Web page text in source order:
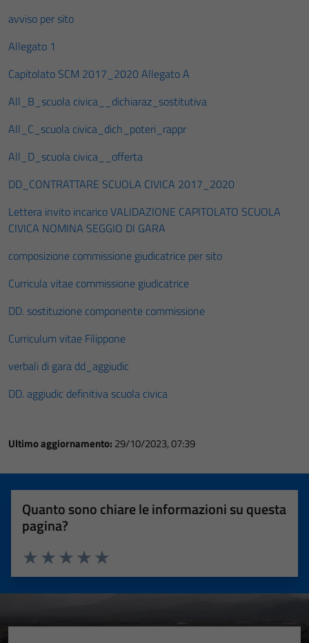
avviso per sito
Allegato 1
Capitolato SCM 2017_2020 Allegato A
All_B_scuola civica__dichiaraz_sostitutiva
All_C_scuola civica_dich_poteri_rappr
All_D_scuola civica__offerta
DD_CONTRATTARE SCUOLA CIVICA 2017_2020
Lettera invito incaricoVALIDAZIONE CAPITOLATO SCUOLA
CIVICA NOMINA SEGGIO DI GARA
composizione commissione giudicatrice per sito
Curricula vitae commissione giudicatrice
DD. sostituzione componente commissione
Curriculum vitae Filippone
verbali di gara dd_aggiudic
DD. aggiudic definitiva scuola civica
Ultimo aggiornamento: 29/10/2023, 07:39
Quanto sono chiare le informazioni su questa
pagina?
Valuta 5 stelle su 5
Valuta 4 stelle su 5
Valuta 3 stelle su 5
Valuta 2 stelle su 5
Valuta 1 stelle su 5